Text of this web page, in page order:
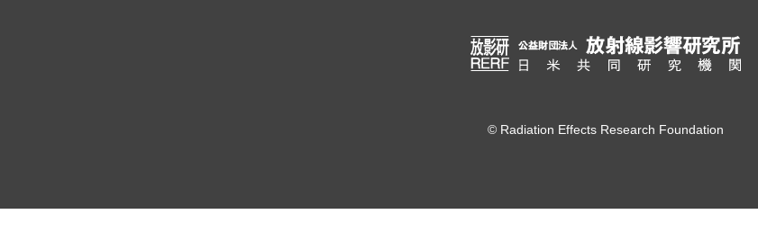
© Radiation Effects Research Foundation